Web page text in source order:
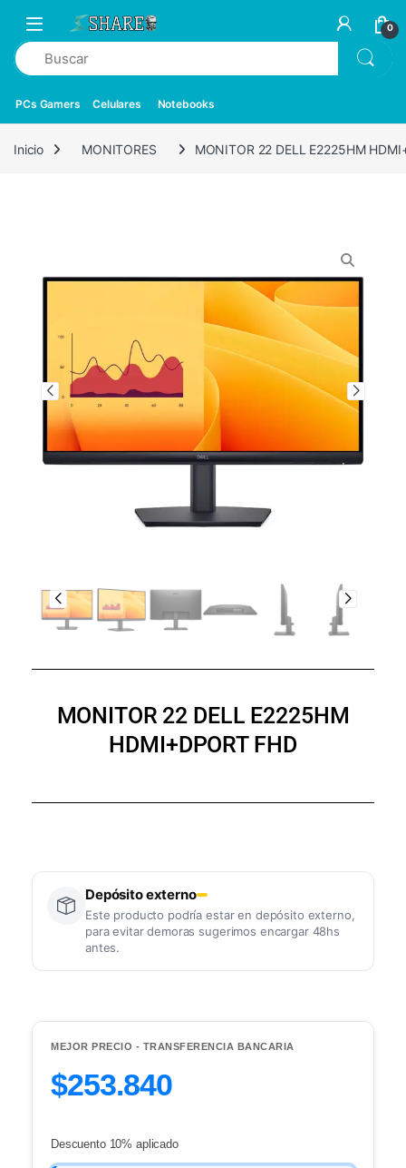
0
PCs Gamers Celulares Notebooks
Inicio MONITORES MONITOR 22 DELL E2225HM
MONITOR 22 DELL E2225HM
HDMI+DPORT FHD
Depósito externo
Este producto podría estar en depósito externo,
para evitar demoras sugerimos encargar 48hs
antes.
MEJOR PRECIO - TRANSFERENCIA BANCARIA
$253.840
Descuento 10% aplicado